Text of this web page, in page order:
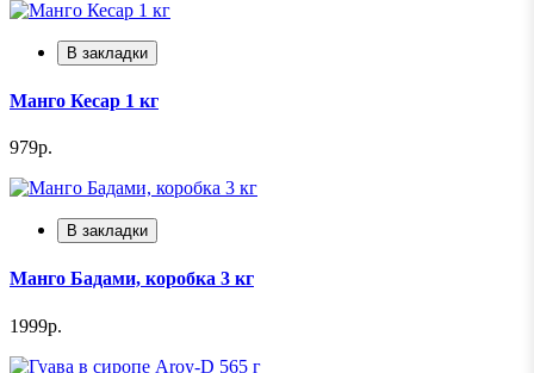
В закладки
Манго Кесар 1 кг
979р.
В закладки
Манго Бадами, коробка 3 кг
1999р.